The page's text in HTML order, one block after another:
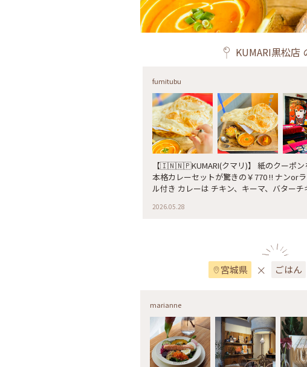
KUMARI黒松店
fumitubu
【🇮🇳🇳🇵KUMARI(クマリ)】 紙のクーポン
本格カレーセットが驚きの￥770 ‼️ ナンorライス、サラダ、アチャー
ル付き カレーは チキン、キーマ、バターチキン、ベジタブル、エビの
中から選べました。 私は🦐エビに‼️ なぜな
ーだったので🙈 辛さも選べます🌶🌶私は2辛
パイシーですごく好みでした❤️ * 写真3枚目
ルの女神さま♡ めっちゃ美人の神様がいら
枚目 別日に食べたチキンカレー ターメリ
💛 * 写真5枚目は エビ繋がりであちこちの
仙台駅東口にもお店がありますよ！ フリー
つけてラッキー🍀🙆‍♀️ ネパール人のスタッ
出来るのは ほっとします😌🍀*゜ タッチ
苦手😂 紙のクーポンは感動すぎる〰️🥹⟡.·
黒松 #インドネパール料理KUMARI #クマリ
#携帯写真 #fumitubu #ふみつぶ〜ぬ #仙台
2026.05.28
宮城県 × ごはん
marianne